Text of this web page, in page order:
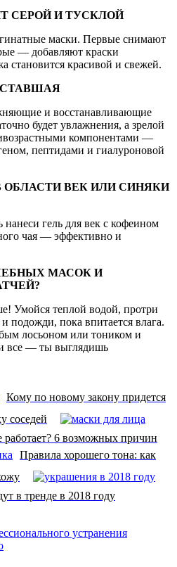
СЕРОЙ И ТУСКЛОЙ
маски. Первые снимают
— добавляют краски
становится красивой и свежей.
и восстанавливающие
будет увлажнения, а зрелой
компонентами —
пептидами и гиалуроновой
ВЕК ИЛИ СИНЯКИ
гель для век с кофеином
чая — эффективно и
МАСОК И
Умойся теплой водой, протри
подожди, пока впитается влага.
лосьоном или тоником и
все — ты выглядишь
Кому по новому закону придется
соседей
6 возможных причин
Правила хорошего тона: как
в тренде в 2018 году